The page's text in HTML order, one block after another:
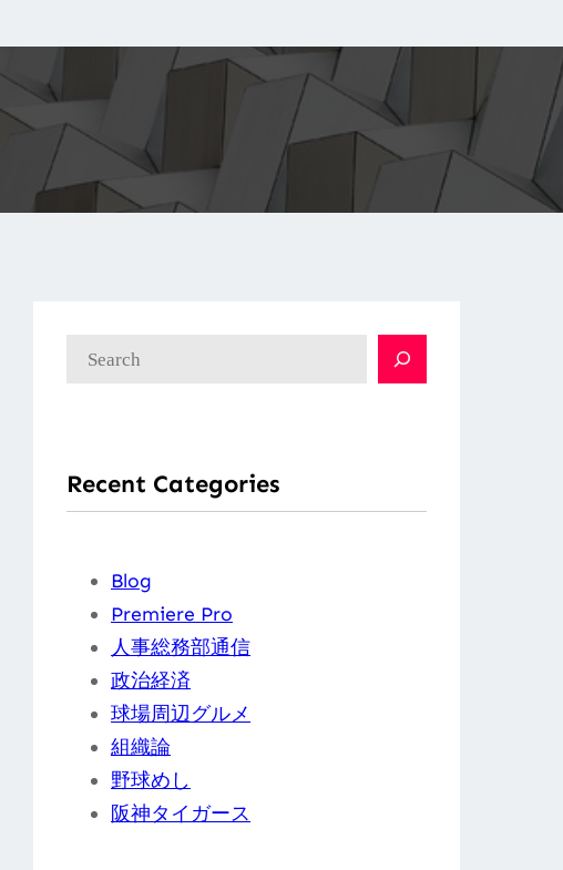
Recent Categories
Blog
Premiere Pro
人事総務部通信
政治経済
球場周辺グルメ
組織論
野球めし
阪神タイガース